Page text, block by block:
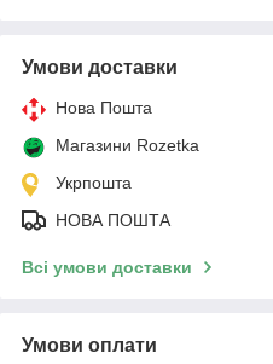
Умови доставки
Нова Пошта
Магазини Rozetka
Укрпошта
НОВА ПОШТА
Всі умови доставки
Умови оплати